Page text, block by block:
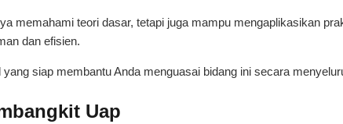
memahami teori dasar, tetapi juga mampu mengaplikasikan
dan efisien.
siap membantu Anda menguasai bidang ini secara
Uap